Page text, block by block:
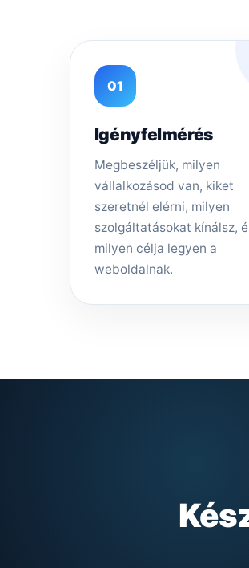
01
Igényfelmérés
Megbeszéljük, milyen
vállalkozásod van, kiket
szeretnél elérni, milyen
szolgáltatásokat kínálsz,
milyen célja legyen a
weboldalnak.